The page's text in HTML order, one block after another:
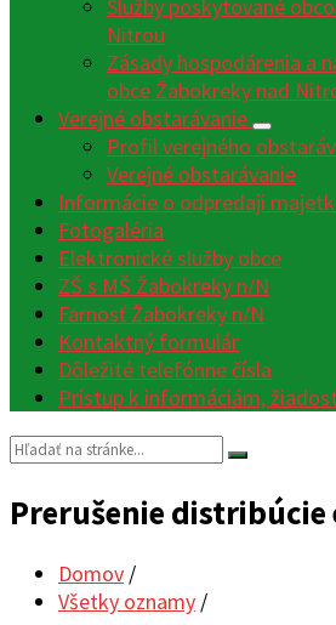
Služby poskytované
Nitrou
Zásady hospodárenia a
obce Žabokreky nad
Verejné obstarávanie
Profil verejného
Verejné obstarávanie
Informácie o odpredaji
Fotogaléria
Elektronické služby obce
ZŠ s MŠ Žabokreky n/N
Farnosť Žabokreky n/N
Kontaktný formulár
Dôležité telefónne čísla
Prístup k informáciám,
Vyhľadávanie:
Prerušenie
Domov /
Všetky oznamy /